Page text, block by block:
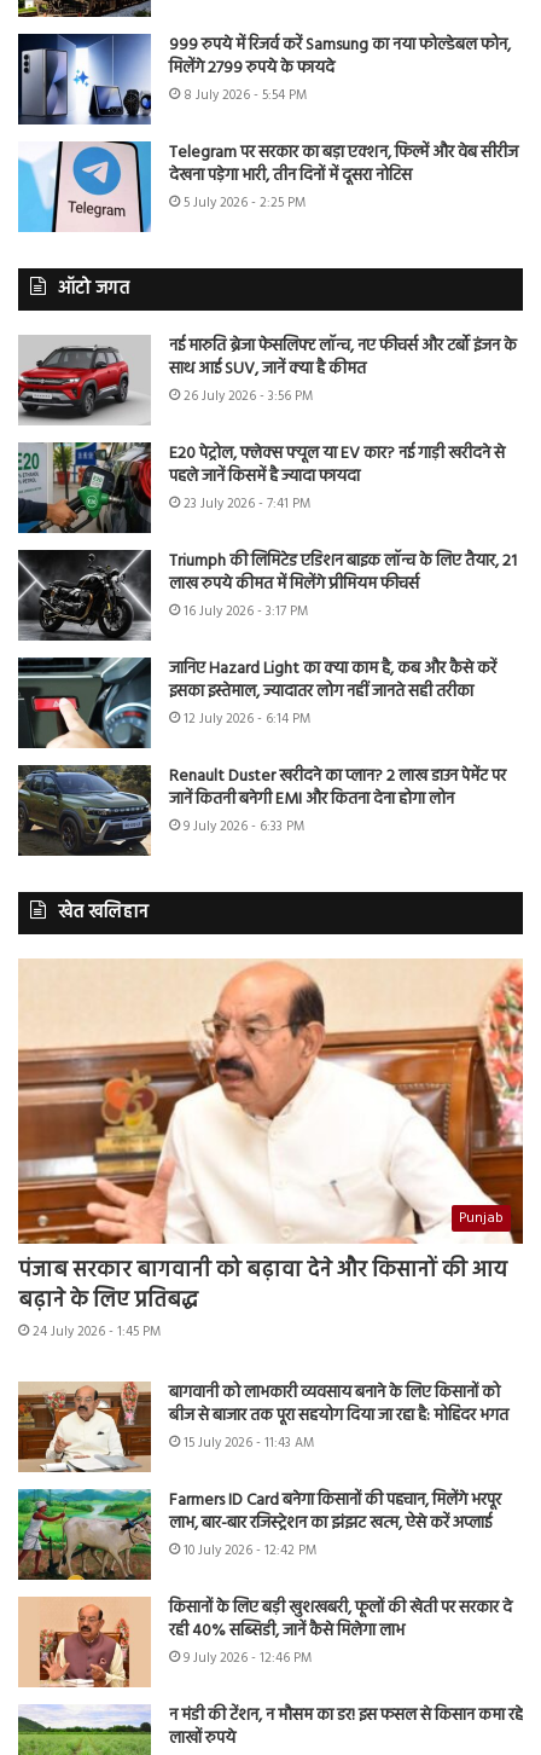
999 रुपये में रिजर्व करें Samsung का नया फोल्डेबल फोन,
मिलेंगे 2799 रुपये के फायदे
8 July 2026 - 5:54 PM
Telegram पर सरकार का बड़ा एक्शन, फिल्में और वेब सीरीज
देखना पड़ेगा भारी, तीन दिनों में दूसरा नोटिस
5 July 2026 - 2:25 PM
ऑटो जगत
नई मारुति ब्रेजा फेसलिफ्ट लॉन्च, नए फीचर्स और टर्बो इंजन के
साथ आई SUV, जानें क्या है कीमत
26 July 2026 - 3:56 PM
E20 पेट्रोल, फ्लेक्स फ्यूल या EV कार? नई गाड़ी खरीदने से
पहले जानें किसमें है ज्यादा फायदा
23 July 2026 - 7:41 PM
Triumph की लिमिटेड एडिशन बाइक लॉन्च के लिए तैयार, 21
लाख रुपये कीमत में मिलेंगे प्रीमियम फीचर्स
16 July 2026 - 3:17 PM
जानिए Hazard Light का क्या काम है, कब और कैसे करें
इसका इस्तेमाल, ज्यादातर लोग नहीं जानते सही तरीका
12 July 2026 - 6:14 PM
Renault Duster खरीदने का प्लान? 2 लाख डाउन पेमेंट पर
जानें कितनी बनेगी EMI और कितना देना होगा लोन
9 July 2026 - 6:33 PM
खेत खलिहान
Punjab
पंजाब सरकार बागवानी को बढ़ावा देने और किसानों की आय
बढ़ाने के लिए प्रतिबद्ध
24 July 2026 - 1:45 PM
बागवानी को लाभकारी व्यवसाय बनाने के लिए किसानों को
बीज से बाजार तक पूरा सहयोग दिया जा रहा है: मोहिंदर भगत
15 July 2026 - 11:43 AM
Farmers ID Card बनेगा किसानों की पहचान, मिलेंगे भरपूर
लाभ, बार-बार रजिस्ट्रेशन का झंझट खत्म, ऐसे करें अप्लाई
10 July 2026 - 12:42 PM
किसानों के लिए बड़ी खुशखबरी, फूलों की खेती पर सरकार दे
रही 40% सब्सिडी, जानें कैसे मिलेगा लाभ
9 July 2026 - 12:46 PM
न मंडी की टेंशन, न मौसम का डर! इस फसल से किसान कमा रहे
लाखों रुपये